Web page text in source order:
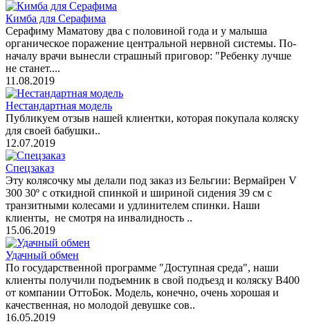
Кимба для Серафима
Серафиму Маматову два с половиной года и у малыша
органическое поражение центральной нервной системы. По-
началу врачи вынесли страшный приговор: "Ребенку лучше
не станет....
11.08.2019
Нестандартная модель
Публикуем отзыв нашей клиентки, которая покупала коляску
для своей бабушки..
12.07.2019
Спецзаказ
Эту колясочку мы делали под заказ из Бельгии: Вермайрен V
300 30º с откидной спинкой и шириной сидения 39 см с
транзитными колесами и удлинителем спинки. Наши
клиенты, не смотря на инвалидность ..
15.06.2019
Удачный обмен
По государственной программе "Доступная среда", наши
клиенты получили подъемник в свой подъезд и коляску B400
от компании ОттоБок. Модель, конечно, очень хорошая и
качественная, но молодой девушке сов..
16.05.2019